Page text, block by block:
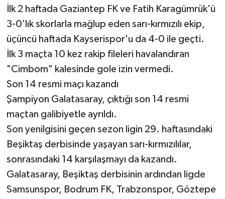
İlk 2 haftada Gaziantep FK ve Fatih Karagümrük'ü
3-0'lık skorlarla mağlup eden sarı-kırmızılı ekip,
üçüncü haftada Kayserispor'u da 4-0 ile geçti.
İlk 3 maçta 10 kez rakip fileleri havalandıran
"Cimbom" kalesinde gole izin vermedi.
Son 14 resmi maçı kazandı
Şampiyon Galatasaray, çıktığı son 14 resmi
maçtan galibiyetle ayrıldı.
Son yenilgisini geçen sezon ligin 29. haftasındaki
Beşiktaş derbisinde yaşayan sarı-kırmızılılar,
sonrasındaki 14 karşılaşmayı da kazandı.
Galatasaray, Beşiktaş derbisinin ardından ligde
Samsunspor, Bodrum FK, Trabzonspor, Göztepe